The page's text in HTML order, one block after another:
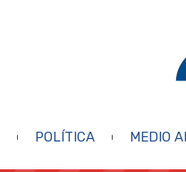
POLÍTICA MEDIO